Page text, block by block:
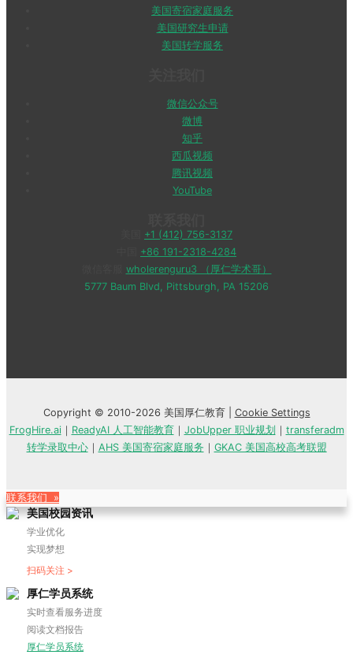
美国寄宿家庭服务
美国研究生申请
美国转学服务
微信公众号
微博
知乎
西瓜视频
腾讯视频
YouTube
+1 (412) 756-3137
+86 191-2318-4284
wholerenguru3 （厚仁学术哥）
5777 Baum Blvd, Pittsburgh, PA 15206
Copyright © 2010-2026 美国厚仁教育 | Cookie Settings
FrogHire.ai｜ ReadyAI 人工智能教育｜ JobUpper 职业规划 ｜ transferadm
转学录取中心｜ AHS 美国寄宿家庭服务 ｜ GKAC 美国高校高考联盟
联系我们 »
美国校园资讯
学业优化
实现梦想
扫码关注 >
厚仁学员系统
实时查看服务进度
阅读文档报告
厚仁学员系统